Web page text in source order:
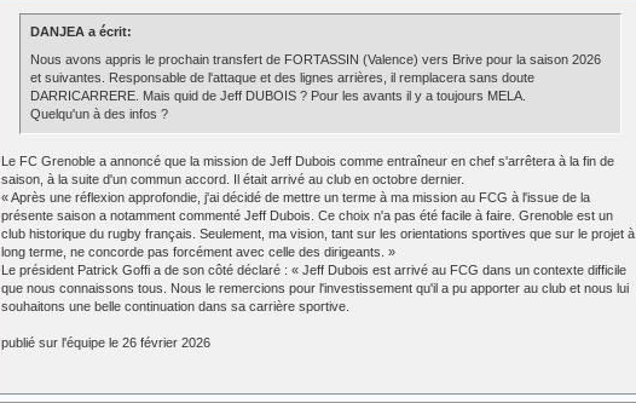
DANJEA a écrit:
Nous avons appris le prochain transfert de FORTASSIN (Valence) vers Brive pour la saison 2026
et suivantes. Responsable de l'attaque et des lignes arrières, il remplacera sans doute
DARRICARRERE. Mais quid de Jeff DUBOIS ? Pour les avants il y a toujours MELA.
Quelqu'un à des infos ?
Le FC Grenoble a annoncé que la mission de Jeff Dubois comme entraîneur en chef s'arrêtera à la fin de
saison, à la suite d'un commun accord. Il était arrivé au club en octobre dernier.
« Après une réflexion approfondie, j'ai décidé de mettre un terme à ma mission au FCG à l'issue de la
présente saison a notamment commenté Jeff Dubois. Ce choix n'a pas été facile à faire. Grenoble est un
club historique du rugby français. Seulement, ma vision, tant sur les orientations sportives que sur le projet à
long terme, ne concorde pas forcément avec celle des dirigeants. »
Le président Patrick Goffi a de son côté déclaré : « Jeff Dubois est arrivé au FCG dans un contexte difficile
que nous connaissons tous. Nous le remercions pour l'investissement qu'il a pu apporter au club et nous lui
souhaitons une belle continuation dans sa carrière sportive.
publié sur l'équipe le 26 février 2026